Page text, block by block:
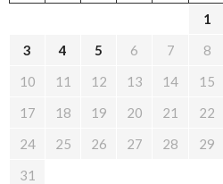
1
3
4 5 6 7 8
10
11 12 13 14 15
17
18 19 20 21 22
24
25 26 27 28 29
31